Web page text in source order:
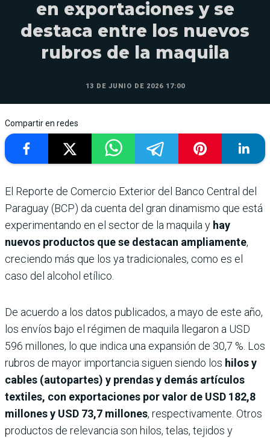
en exportaciones y se
destaca entre los nuevos
rubros de la maquila
13 DE JUNIO DE 2026 17:00
Compartir en redes
El Reporte de Comercio Exterior del Banco Central del
Paraguay (BCP) da cuenta del gran dinamismo que está
experimentando en el sector de la maquila y hay
nuevos productos que se destacan ampliamente,
creciendo más que los ya tradicionales, como es el
caso del alcohol etílico.
De acuerdo a los datos publicados, a mayo de este año,
los envíos bajo el régimen de maquila llegaron a USD
596 millones, lo que indica una expansión de 30,7 %. Los
rubros de mayor importancia siguen siendo los hilos y
cables (autopartes) y prendas y demás artículos
textiles, con exportaciones por valor de USD 182,8
millones y USD 73,7 millones, respectivamente. Otros
productos de relevancia son hilos, telas, tejidos y